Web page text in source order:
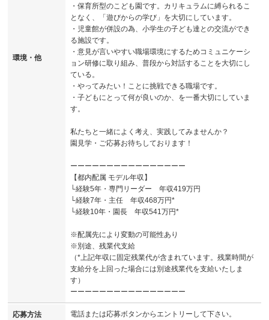
環境・他
・保育所型のこども園です。カリキュラムに縛られるこ
となく、「遊びからの学び」を大切にしています。
・児童館が併設の為、小学生の子ども達との交流ができ
る施設です。
・意見が言いやすい職場環境にするためコミュニケーシ
ョン研修に取り組み、普段から対話することを大切にし
ている。
・やってみたい！ことに挑戦できる職場です。
・子どもにとって何が良いのか、を一番大切にしていま
す。
私たちと一緒によく考え、実践してみませんか？
園見学・ご応募お待ちしております！
ーーーーーーーーーーーーーーーー
【都内配属 モデル年収】
└経験5年・専門リーダー 年収419万円
└経験7年・主任 年収468万円*
└経験10年・園長 年収541万円*
※配属先により変動の可能性あり
※別途、残業代支給
（*上記年収に固定残業代が含まれています。残業時間が
支給分を上回った場合には別途残業代を支給いたしま
す）
ーーーーーーーーーーーーーーーー
応募方法 電話または応募ボタンからエントリーして下さい。